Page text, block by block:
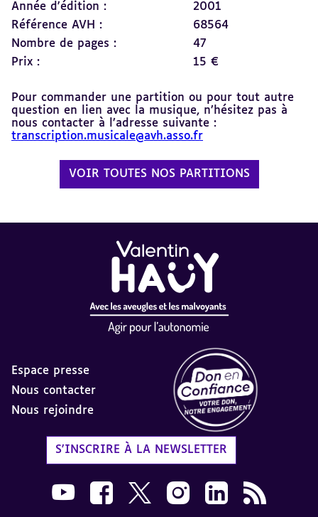
Année d'édition :
2001
Référence AVH :
68564
Nombre de pages :
47
Prix :
15 €
Pour commander une partition ou pour tout autre
question en lien avec la musique, n’hésitez pas à
nous contacter à l’adresse suivante :
transcription.musicale@avh.asso.fr
VOIR TOUTES NOS PARTITIONS
Espace presse
Nous contacter
Nous rejoindre
S'INSCRIRE À LA NEWSLETTER
Nous suivre sur Youtube AVH dans une
Nous suivre sur Facebook AVH dans
Nous suivre sur X AVH dans une
Nous suivre sur Instagram
Nous suivre sur
Flux RSS